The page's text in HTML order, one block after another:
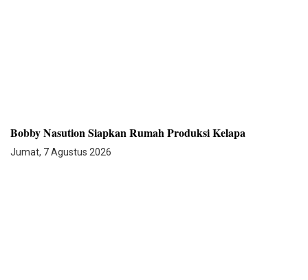
Bobby Nasution Siapkan Rumah Produksi Kelapa
Jumat, 7 Agustus 2026